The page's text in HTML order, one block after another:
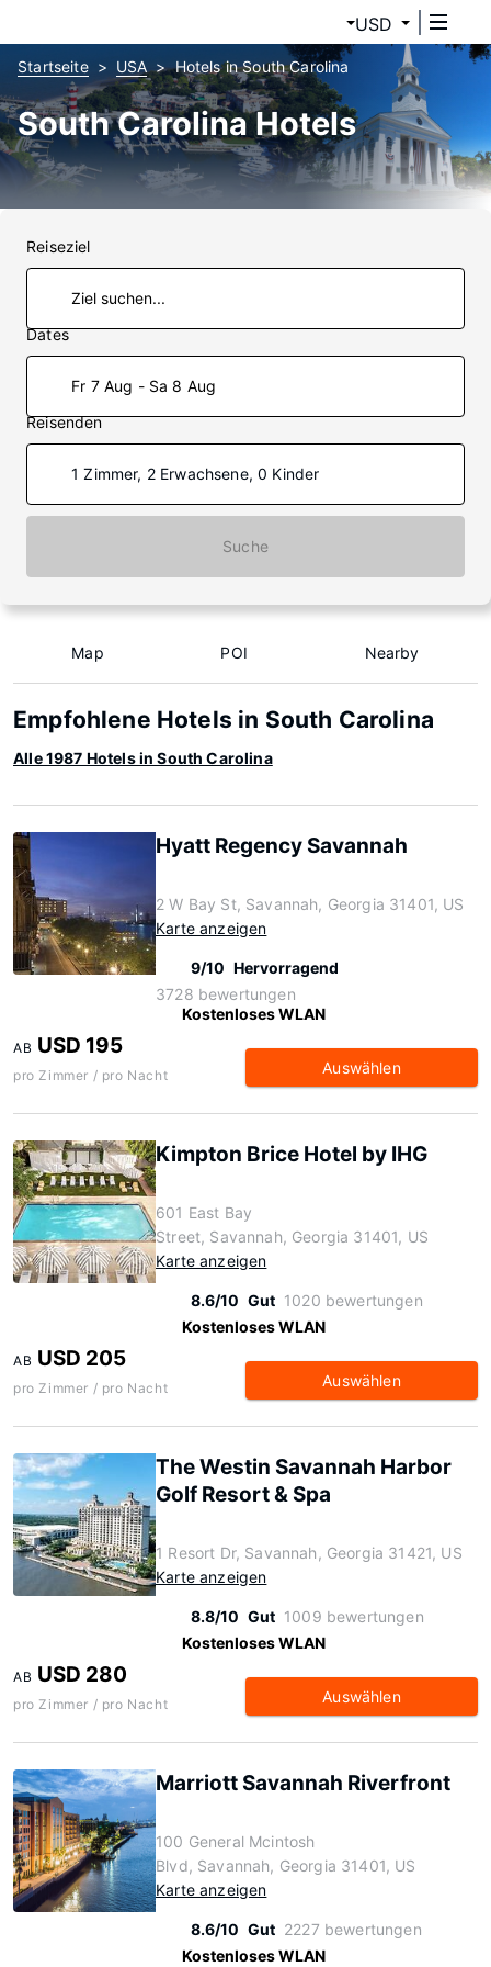
USD
Startseite USA Hotels in South Carolina
South Carolina Hotels
Reiseziel
Dates
Fr 7 Aug - Sa 8 Aug
Reisenden
1 Zimmer, 2 Erwachsene, 0 Kinder
Suche
Map POI Nearby
Empfohlene Hotels in South Carolina
Alle 1987 Hotels in South Carolina
Hyatt Regency Savannah
2 W Bay St, Savannah, Georgia 31401, US
Karte anzeigen
9/10 Hervorragend
3728 bewertungen
Kostenloses WLAN
AB USD 195
pro Zimmer / pro Nacht Auswählen
Kimpton Brice Hotel by IHG
601 East Bay
Street, Savannah, Georgia 31401, US
Karte anzeigen
8.6/10 Gut 1020 bewertungen
Kostenloses WLAN
AB USD 205
pro Zimmer / pro Nacht Auswählen
The Westin Savannah Harbor
Golf Resort & Spa
1 Resort Dr, Savannah, Georgia 31421, US
Karte anzeigen
8.8/10 Gut 1009 bewertungen
Kostenloses WLAN
AB USD 280
pro Zimmer / pro Nacht Auswählen
Marriott Savannah Riverfront
100 General Mcintosh
Blvd, Savannah, Georgia 31401, US
Karte anzeigen
8.6/10 Gut 2227 bewertungen
Kostenloses WLAN